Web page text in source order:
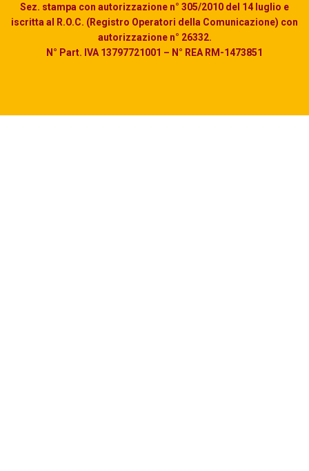
Sez. stampa con autorizzazione n° 305/2010 del 14 luglio e
iscritta al R.O.C. (Registro Operatori della Comunicazione) con
autorizzazione n° 26332.
N° Part. IVA 13797721001 – N° REA RM-1473851